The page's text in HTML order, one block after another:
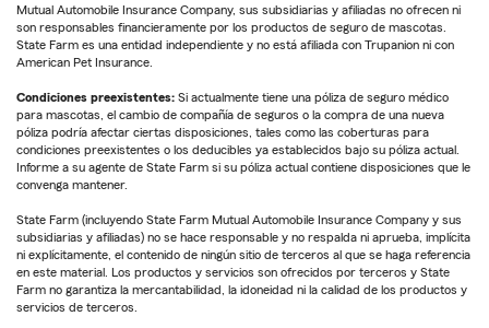
Mutual Automobile Insurance Company, sus subsidiarias y afiliadas no ofrecen ni
son responsables financieramente por los productos de seguro de mascotas.
State Farm es una entidad independiente y no está afiliada con Trupanion ni con
American Pet Insurance.
Condiciones preexistentes: Si actualmente tiene una póliza de seguro médico
para mascotas, el cambio de compañía de seguros o la compra de una nueva
póliza podría afectar ciertas disposiciones, tales como las coberturas para
condiciones preexistentes o los deducibles ya establecidos bajo su póliza actual.
Informe a su agente de State Farm si su póliza actual contiene disposiciones que le
convenga mantener.
State Farm (incluyendo State Farm Mutual Automobile Insurance Company y sus
subsidiarias y afiliadas) no se hace responsable y no respalda ni aprueba, implícita
ni explícitamente, el contenido de ningún sitio de terceros al que se haga referencia
en este material. Los productos y servicios son ofrecidos por terceros y State
Farm no garantiza la mercantabilidad, la idoneidad ni la calidad de los productos y
servicios de terceros.